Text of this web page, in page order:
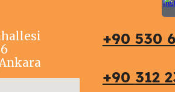
+90 530
+90 312